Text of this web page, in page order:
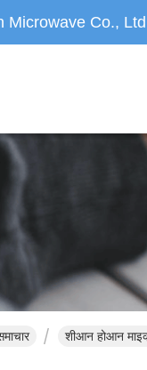
Microwave Co.,
शीआन होआन